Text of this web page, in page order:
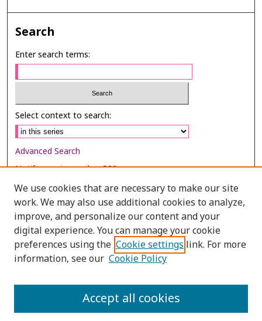
Search
Enter search terms:
Select context to search:
Advanced Search
Notify me via email orRSS
Browse
Collections
Disciplines
Authors
We use cookies that are necessary to make our site
work. We may also use additional cookies to analyze,
improve, and personalize our content and your
digital experience. You can manage your cookie
preferences using the Cookie settings link. For more
information, see our Cookie Policy
Accept all cookies